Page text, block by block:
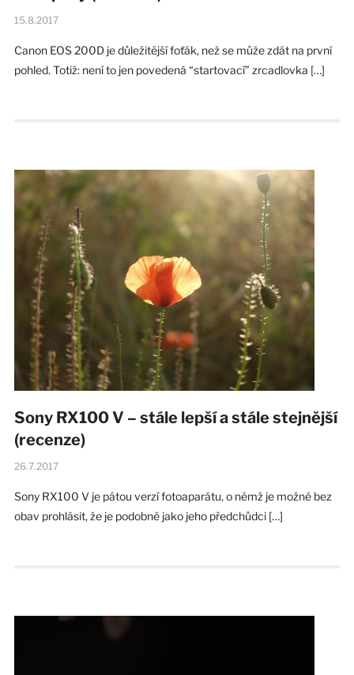
15.8.2017
Canon EOS 200D je důležitější foťák, než se může zdát na první
pohled. Totiž: není to jen povedená “startovací” zrcadlovka […]
Sony RX100 V – stále lepší a stále stejnější
(recenze)
26.7.2017
Sony RX100 V je pátou verzí fotoaparátu, o němž je možné bez
obav prohlásit, že je podobně jako jeho předchůdci […]